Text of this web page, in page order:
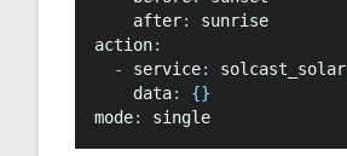
    after
:
sunrise
action:
-
service: solcast_solar
    data
:
{}
mode: single